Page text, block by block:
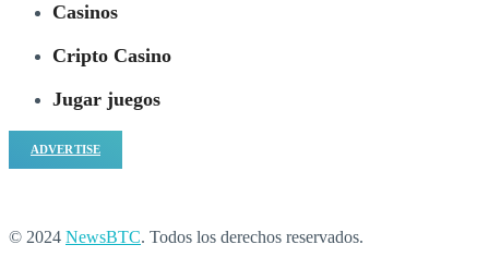
Casinos
Cripto Casino
Jugar juegos
ADVERTISE
© 2024 NewsBTC. Todos los derechos reservados.